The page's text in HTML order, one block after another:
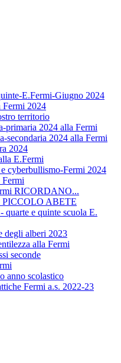
E.Fermi-Giugno 2024
Fermi 2024
territorio
primaria 2024 alla Fermi
secondaria 2024 alla Fermi
2024
E.Fermi
cyberbullismo-Fermi 2024
Fermi
RICORDANO...
PICCOLO ABETE
quarte e quinte scuola E.
degli alberi 2023
alla Fermi
seconde
anno scolastico
Fermi a.s. 2022-23